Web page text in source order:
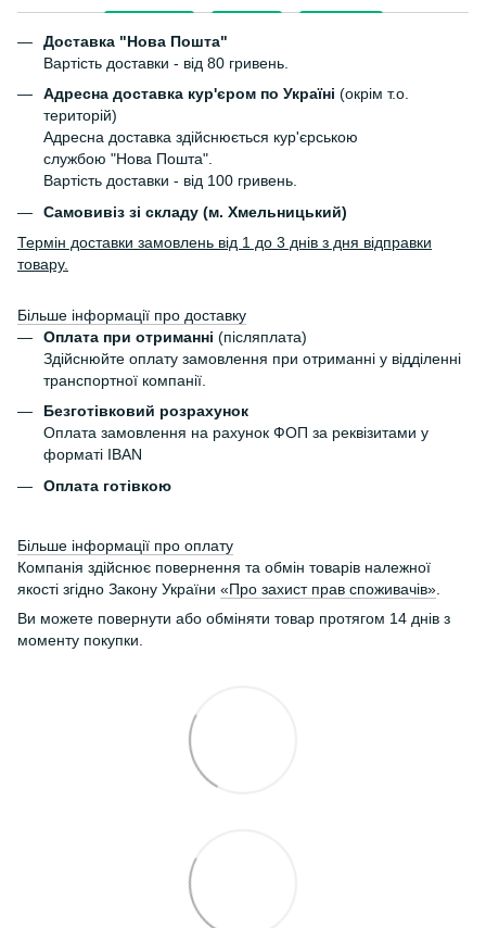
Доставка "Нова Пошта"
Вартість доставки - від 80 гривень.
Адресна доставка кур'єром по Україні (окрім т.о.
територій)
Адресна доставка здійснюється кур'єрською
службою "Нова Пошта".
Вартість доставки - від 100 гривень.
Самовивіз зі складу (м. Хмельницький)
Термін доставки замовлень від 1 до 3 днів з дня відправки
товару.
Більше інформації про доставку
Оплата при отриманні (післяплата)
Здійснюйте оплату замовлення при отриманні у відділенні
транспортної компанії.
Безготівковий розрахунок
Оплата замовлення на рахунок ФОП за реквізитами у
форматі IBAN
Оплата готівкою
Більше інформації про оплату
Компанія здійснює повернення та обмін товарів належної
якості згідно Закону України «Про захист прав споживачів».
Ви можете повернути або обміняти товар протягом 14 днів з
моменту покупки.